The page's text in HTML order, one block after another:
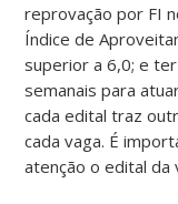
reprovação por FI
Índice de
superior a 6,0; e
semanais para
cada edital traz
cada vaga. É
atenção o edital